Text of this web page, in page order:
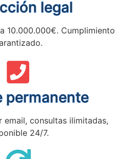
legal
10.000.000€. Cumplimiento
permanente
email, consultas ilimitadas,
24/7.